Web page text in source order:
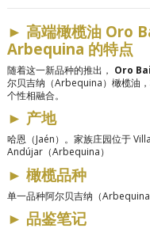
► 高端橄榄油 Oro
Arbequina 的特点
随着这一新品种的推出， Oro
尔贝吉纳（Arbequina）橄榄油
个性相融合。
► 产地
哈恩（Jaén）。家族庄园位于
Andújar（Arbequina）
► 橄榄品种
单一品种阿尔贝吉纳（
► 品鉴笔记